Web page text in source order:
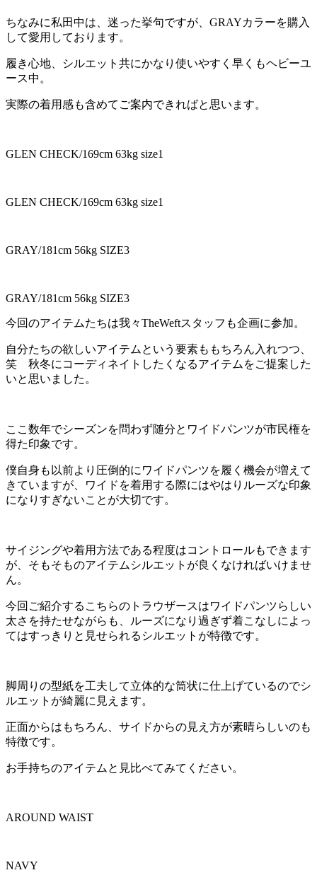
ちなみに私田中は、迷った挙句ですが、GRAYカラーを購入
して愛用しております。
履き心地、シルエット共にかなり使いやすく早くもヘビーユ
ース中。
実際の着用感も含めてご案内できればと思います。
GLEN CHECK/169cm 63kg size1
GLEN CHECK/169cm 63kg size1
GRAY/181cm 56kg SIZE3
GRAY/181cm 56kg SIZE3
今回のアイテムたちは我々TheWeftスタッフも企画に参加。
自分たちの欲しいアイテムという要素ももちろん入れつつ、
笑 秋冬にコーディネイトしたくなるアイテムをご提案した
いと思いました。
ここ数年でシーズンを問わず随分とワイドパンツが市民権を
得た印象です。
僕自身も以前より圧倒的にワイドパンツを履く機会が増えて
きていますが、ワイドを着用する際にはやはりルーズな印象
になりすぎないことが大切です。
サイジングや着用方法である程度はコントロールもできます
が、そもそものアイテムシルエットが良くなければいけませ
ん。
今回ご紹介するこちらのトラウザースはワイドパンツらしい
太さを持たせながらも、ルーズになり過ぎず着こなしによっ
てはすっきりと見せられるシルエットが特徴です。
脚周りの型紙を工夫して立体的な筒状に仕上げているのでシ
ルエットが綺麗に見えます。
正面からはもちろん、サイドからの見え方が素晴らしいのも
特徴です。
お手持ちのアイテムと見比べてみてください。
AROUND WAIST
NAVY